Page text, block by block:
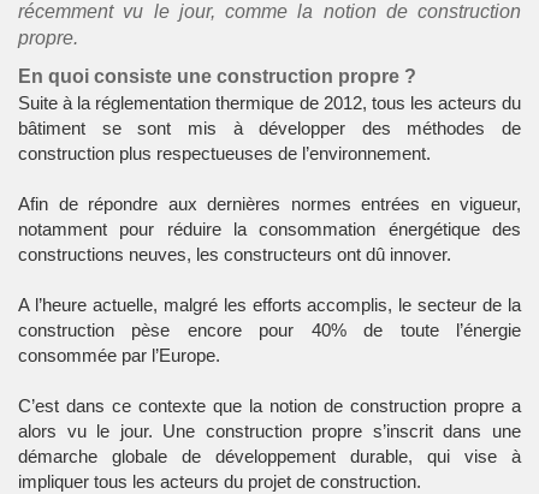
récemment vu le jour, comme la notion de construction
propre.
En quoi consiste une construction propre ?
Suite à la réglementation thermique de 2012, tous les acteurs du
bâtiment se sont mis à développer des méthodes de
construction plus respectueuses de l’environnement.
Afin de répondre aux dernières normes entrées en vigueur,
notamment pour réduire la consommation énergétique des
constructions neuves, les constructeurs ont dû innover.
A l’heure actuelle, malgré les efforts accomplis, le secteur de la
construction pèse encore pour 40% de toute l’énergie
consommée par l’Europe.
C’est dans ce contexte que la notion de construction propre a
alors vu le jour. Une construction propre s’inscrit dans une
démarche globale de développement durable, qui vise à
impliquer tous les acteurs du projet de construction.